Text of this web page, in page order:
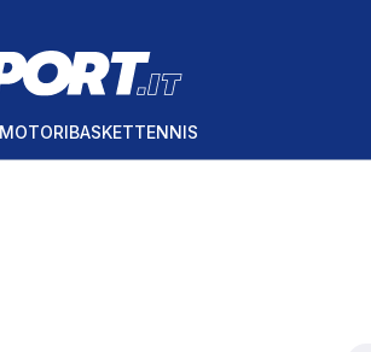
MOTORIBASKETTENNIS